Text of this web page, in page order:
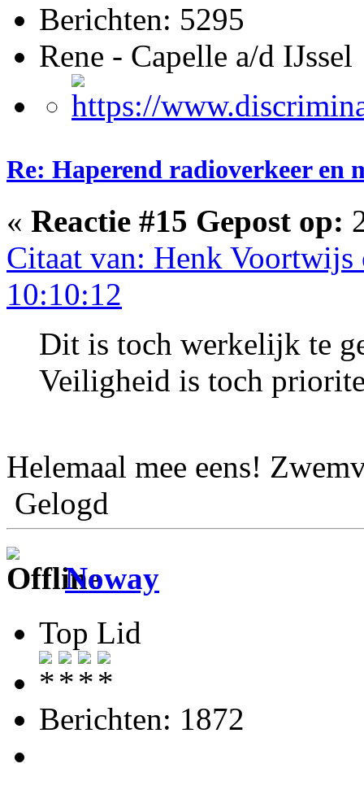
Berichten: 5295
Rene - Capelle a/d IJssel
Re: Haperend radioverkeer en
« Reactie #15 Gepost op:
Citaat van: Henk Voortwijs
10:10:12
Dit is toch werkelijk te
Veiligheid is toch
Helemaal mee eens!
Gelogd
Noway
Top Lid
Berichten: 1872